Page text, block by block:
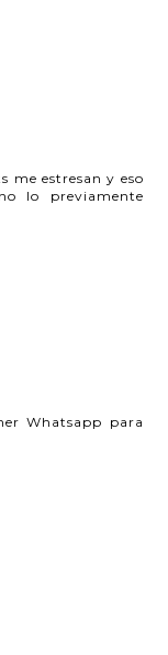
me estresan y eso
lo previamente
Whatsapp para